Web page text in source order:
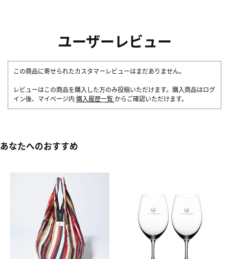
ユーザーレビュー
この商品に寄せられたカスタマーレビューはまだありません。
レビューはこの商品を購入した方のみ投稿いただけます。購入商品はログ
イン後、マイページ内 購入履歴一覧 からご確認いただけます。
あなたへのおすすめ